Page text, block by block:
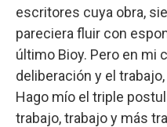
escritores cuya obra,
pareciera fluir con
último Bioy. Pero en mi
deliberación y el
Hago mío el triple
trabajo, trabajo y más